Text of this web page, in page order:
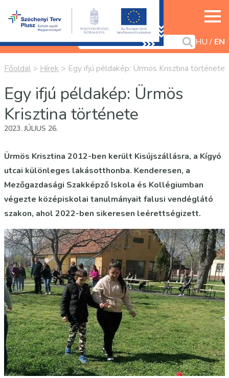
HU EN
Főoldal > Hírek > Egy ifjú példakép: Ürmös Krisztina története
Egy ifjú példakép: Ürmös
Krisztina története
2023. JÚLIUS 26.
Ürmös Krisztina 2012-ben került Kisújszállásra, a Kígyó
utcai különleges lakásotthonba. Kenderesen, a
Mezőgazdasági Szakképző Iskola és Kollégiumban
végezte középiskolai tanulmányait falusi vendéglátó
szakon, ahol 2022-ben sikeresen leérettségizett.